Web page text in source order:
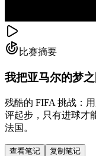
比赛摘要
我把亚马尔的梦
残酷的 FIFA 挑战：
评起步，只有进球才
法国。
查看笔记 复制笔记